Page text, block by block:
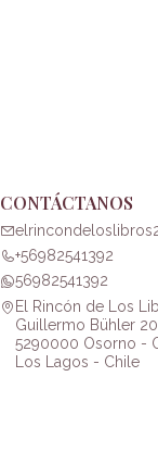
CONTÁCTANOS
+56982541392
56982541392
El Rincón de Los
Guillermo Bühler
5290000 Osorno -
Los Lagos - Chile